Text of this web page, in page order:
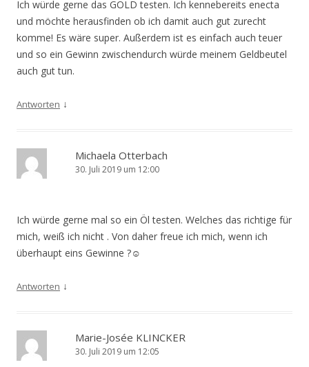
Ich würde gerne das GOLD testen. Ich kennebereits enecta
und möchte herausfinden ob ich damit auch gut zurecht
komme! Es wäre super. Außerdem ist es einfach auch teuer
und so ein Gewinn zwischendurch würde meinem Geldbeutel
auch gut tun.
Antworten ↓
Michaela Otterbach
30. Juli 2019 um 12:00
Ich würde gerne mal so ein Öl testen. Welches das richtige für
mich, weiß ich nicht . Von daher freue ich mich, wenn ich
überhaupt eins Gewinne ?☺️
Antworten ↓
Marie-Josée KLINCKER
30. Juli 2019 um 12:05